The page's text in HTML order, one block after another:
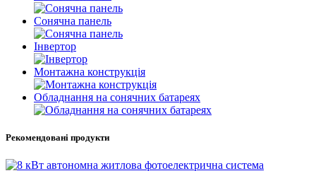
Сонячна панель
Інвертор
Монтажна конструкція
Обладнання на сонячних батареях
Рекомендовані продукти